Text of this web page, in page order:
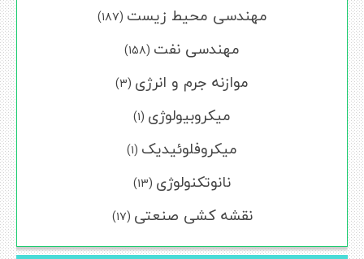
مهندسی محیط زیست (۱۸۷)
مهندسی نفت (۱۵۸)
موازنه جرم و انرژی (۳)
میکروبیولوژی (۱)
میکروفلوئیدیک (۱)
نانوتکنولوژی (۱۳)
نقشه کشی صنعتی (۱۷)